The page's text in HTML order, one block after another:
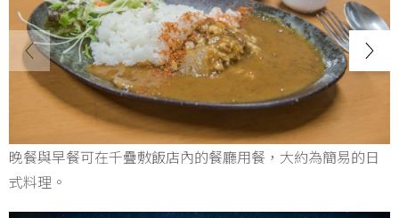
晚餐與早餐可在千疊敷飯店內的餐廳用餐，大約為簡易的日
式料理。